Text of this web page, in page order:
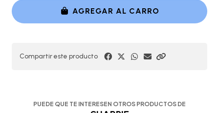
AGREGAR AL CARRO
Compartir este producto
PUEDE QUE TE INTERESEN OTROS PRODUCTOS DE